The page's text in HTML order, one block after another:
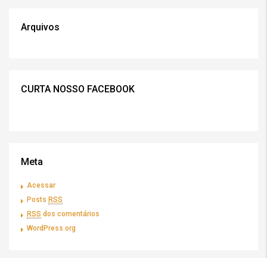
Arquivos
CURTA NOSSO FACEBOOK
Meta
Acessar
Posts RSS
RSS dos comentários
WordPress.org